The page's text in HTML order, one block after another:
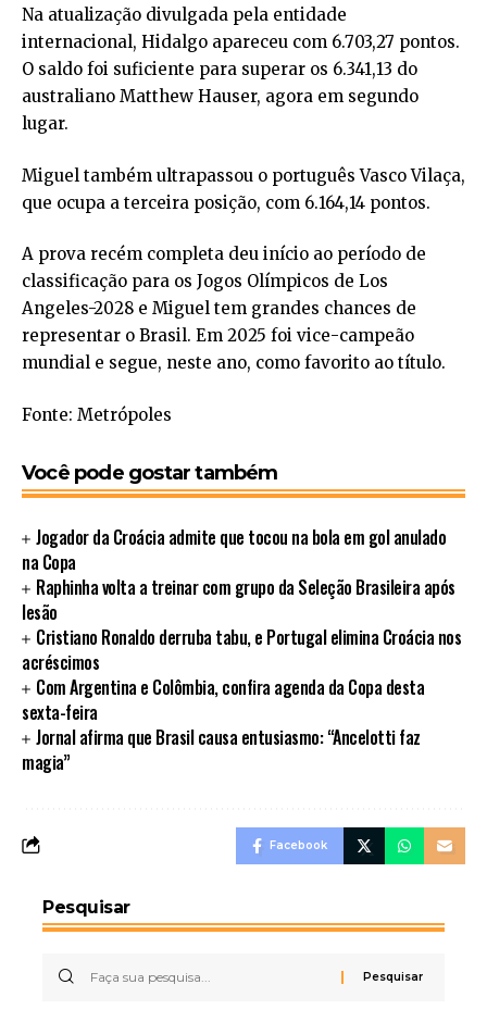
Na atualização divulgada pela entidade
internacional, Hidalgo apareceu com 6.703,27 pontos.
O saldo foi suficiente para superar os 6.341,13 do
australiano Matthew Hauser, agora em segundo
lugar.
Miguel também ultrapassou o português Vasco Vilaça,
que ocupa a terceira posição, com 6.164,14 pontos.
A prova recém completa deu início ao período de
classificação para os Jogos Olímpicos de Los
Angeles-2028 e Miguel tem grandes chances de
representar o Brasil. Em 2025 foi vice-campeão
mundial e segue, neste ano, como favorito ao título.
Fonte: Metrópoles
Você pode gostar também
Jogador da Croácia admite que tocou na bola em gol anulado
na Copa
Raphinha volta a treinar com grupo da Seleção Brasileira após
lesão
Cristiano Ronaldo derruba tabu, e Portugal elimina Croácia nos
acréscimos
Com Argentina e Colômbia, confira agenda da Copa desta
sexta-feira
Jornal afirma que Brasil causa entusiasmo: “Ancelotti faz
magia”
Facebook
Pesquisar